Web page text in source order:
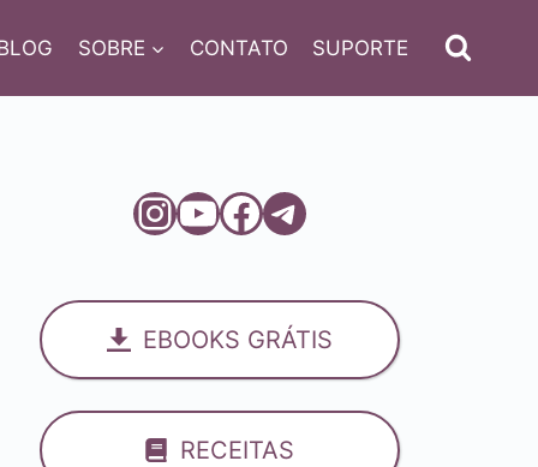
SOBRE CONTATO SUPORTE
Instagram
Youtube
Facebook
Telegram
EBOOKS GRÁTIS
RECEITAS